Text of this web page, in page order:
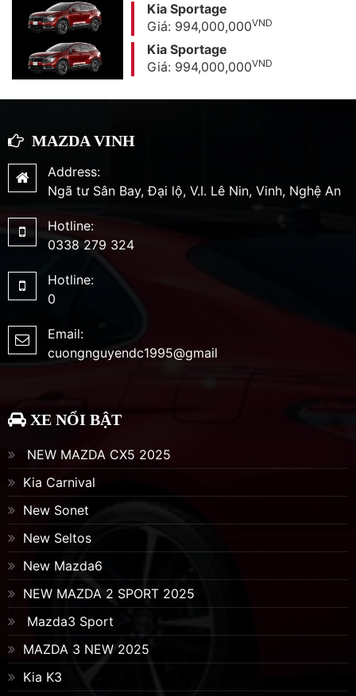
Kia Sportage
Giá: 994,000,000VND
Kia Sportage
Giá: 994,000,000VND
MAZDA VINH
Address:
Ngã tư Sân Bay, Đại lộ, V.I. Lê Nin, Vinh, Nghệ An
Hotline:
0338 279 324
Hotline:
0
Email:
cuongnguyendc1995@gmail
XE NỔI BẬT
NEW MAZDA CX5 2025
Kia Carnival
New Sonet
New Seltos
New Mazda6
NEW MAZDA 2 SPORT 2025
Mazda3 Sport
MAZDA 3 NEW 2025
Kia K3